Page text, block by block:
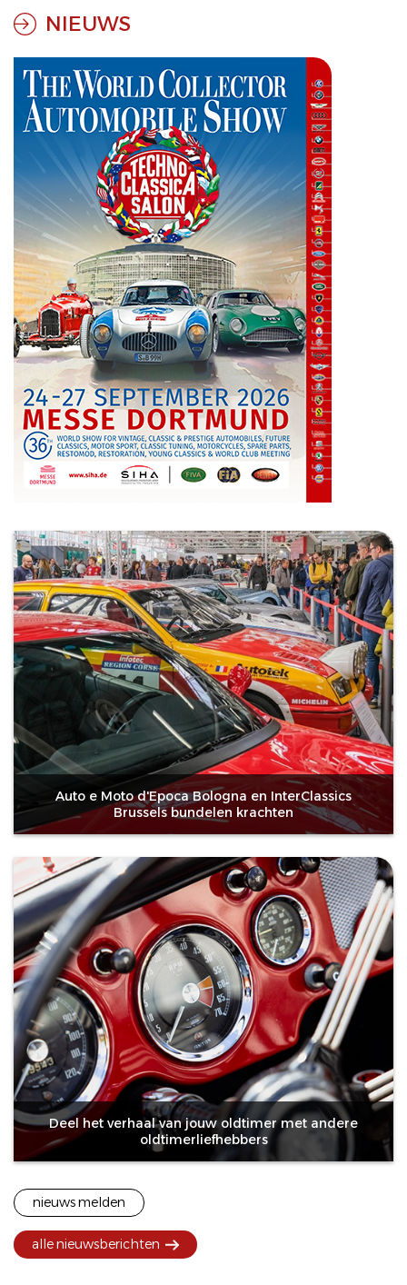
NIEUWS
Auto e Moto d'Epoca Bologna en InterClassics
Brussels bundelen krachten
Deel het verhaal van jouw oldtimer met andere
oldtimerliefhebbers
nieuws melden
alle nieuwsberichten